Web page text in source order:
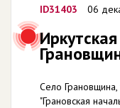
ID31403 06
Село
"Грановская